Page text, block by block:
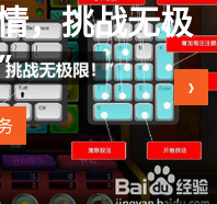
，挑战无极
›